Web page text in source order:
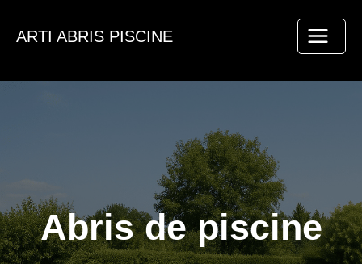
ARTI ABRIS PISCINE
Abris de piscine